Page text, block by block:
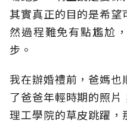
其實真正的目的是希
然過程難免有點尷尬
步。
我在辦婚禮前，爸媽也
了爸爸年輕時期的照
理工學院的草皮跳躍